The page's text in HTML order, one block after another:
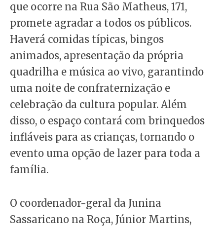
que ocorre na Rua São Matheus, 171,
promete agradar a todos os públicos.
Haverá comidas típicas, bingos
animados, apresentação da própria
quadrilha e música ao vivo, garantindo
uma noite de confraternização e
celebração da cultura popular. Além
disso, o espaço contará com brinquedos
infláveis para as crianças, tornando o
evento uma opção de lazer para toda a
família.
O coordenador-geral da Junina
Sassaricano na Roça, Júnior Martins,